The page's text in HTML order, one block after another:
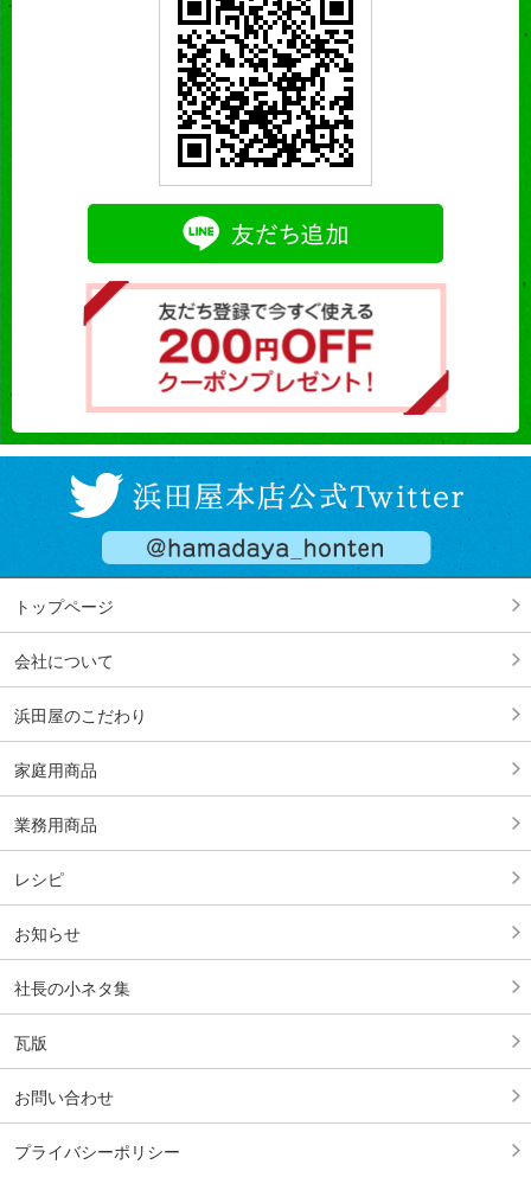
トップページ
会社について
浜田屋のこだわり
家庭用商品
業務用商品
レシピ
お知らせ
社長の小ネタ集
瓦版
お問い合わせ
プライバシーポリシー